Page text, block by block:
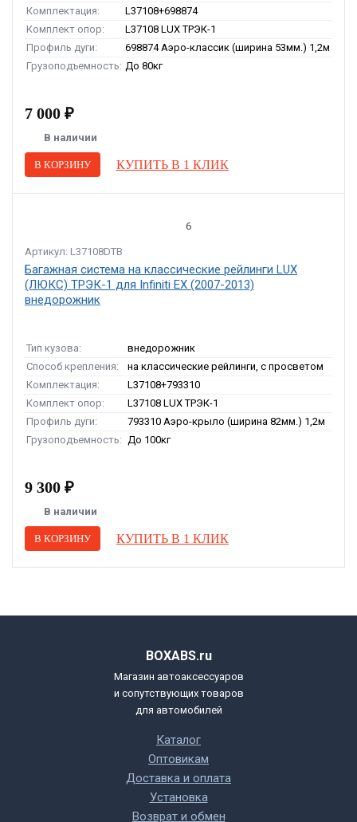
Комплектация:
L37108+698874
Комплект опор:
L37108 LUX ТРЭК-1
Профиль дуги:
698874 Аэро-классик (ширина 53мм.) 1,2м
Грузоподъемность: До 80кг
7 000 ₽
В наличии
В КОРЗИНУ КУПИТЬ В 1 КЛИК
6
Артикул: L37108DTB
Багажная система на классические рейлинги LUX
(ЛЮКС) ТРЭК-1 для Infiniti EX (2007-2013)
внедорожник
Тип кузова:
внедорожник
Способ крепления:
на классические рейлинги, с просветом
Комплектация:
L37108+793310
Комплект опор:
L37108 LUX ТРЭК-1
Профиль дуги:
793310 Аэро-крыло (ширина 82мм.) 1,2м
Грузоподъемность: До 100кг
9 300 ₽
В наличии
В КОРЗИНУ КУПИТЬ В 1 КЛИК
BOXABS.ru
Магазин автоаксессуаров
и сопутствующих товаров
для автомобилей
Каталог
Оптовикам
Доставка и оплата
Установка
Возврат и обмен